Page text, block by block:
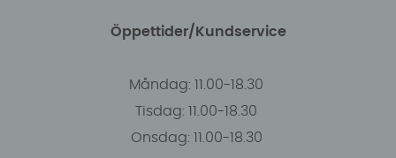
Öppettider/Kundservice
Måndag: 11.00-18.30
Tisdag: 11.00-18.30
Onsdag: 11.00-18.30